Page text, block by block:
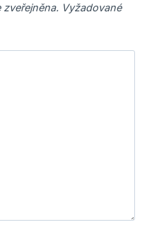
zveřejněna. Vyžadované